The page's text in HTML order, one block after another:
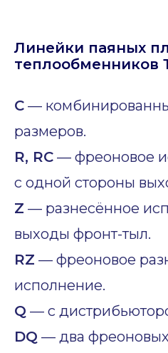
Линейки паяных
теплообменников
C —
размеров.
R, RC — фреоновое
с одной стороны
Z — разнесённое
выходы фронт-тыл.
RZ — фреоновое
исполнение.
Q — с
DQ — два